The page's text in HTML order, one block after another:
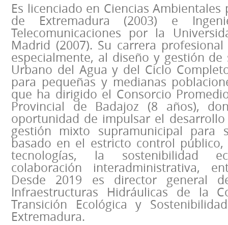
Es licenciado en Ciencias
de Extremadura (2003) e
Telecomunicaciones por la
Madrid (2007). Su carrera
especialmente, al diseño y gestión de
Urbano del Agua y del Ciclo
para pequeñas y medianas
que ha dirigido el Consorcio
Provincial de Badajoz (8 años),
oportunidad de impulsar el
gestión mixto supramunicipal para
basado en el estricto control
tecnologías, la sostenibilidad
colaboración interadministrativa,
Desde 2019 es director general
Infraestructuras Hidráulicas de la
Transición Ecológica y
Extremadura.